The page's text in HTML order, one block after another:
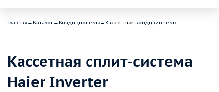
Главная→ Каталог→ Кондиционеры→ Кассетные кондиционеры
Кассетная сплит-система
Haier Inverter